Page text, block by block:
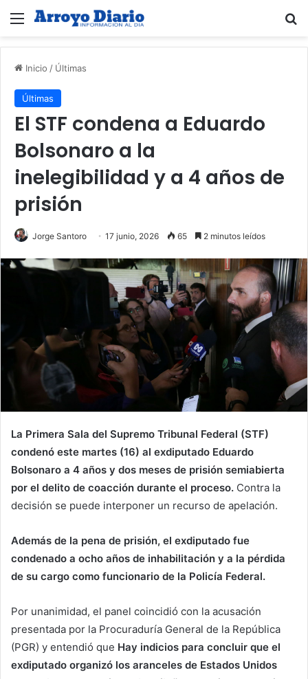
Menú
Inicio / Últimas
Últimas
El STF condena a Eduardo
Bolsonaro a la
inelegibilidad y a 4 años de
prisión
Jorge Santoro 17 junio, 2026 65 2 minutos leídos
La Primera Sala del Supremo Tribunal Federal (STF)
condenó este martes (16) al exdiputado Eduardo
Bolsonaro a 4 años y dos meses de prisión semiabierta
por el delito de coacción durante el proceso. Contra la
decisión se puede interponer un recurso de apelación.
Además de la pena de prisión, el exdiputado fue
condenado a ocho años de inhabilitación y a la pérdida
de su cargo como funcionario de la Policía Federal.
Por unanimidad, el panel coincidió con la acusación
presentada por la Procuraduría General de la República
(PGR) y entendió que Hay indicios para concluir que el
exdiputado organizó los aranceles de Estados Unidos